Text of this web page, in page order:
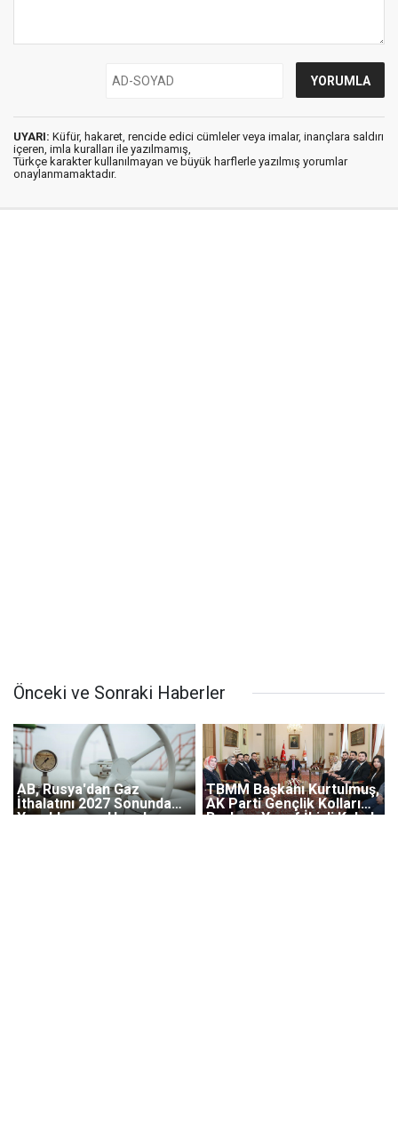
UYARI: Küfür, hakaret, rencide edici cümleler veya imalar, inançlara saldırı
içeren, imla kuralları ile yazılmamış,
Türkçe karakter kullanılmayan ve büyük harflerle yazılmış yorumlar
onaylanmamaktadır.
Önceki ve Sonraki Haberler
AB, Rusya'dan Gaz
İthalatını 2027 Sonunda
Yasaklamaya Hazırlanıyor
TBMM Başkanı Kurtulmuş,
AK Parti Gençlik Kolları
Başkanı Yusuf İbiş'i Kabul